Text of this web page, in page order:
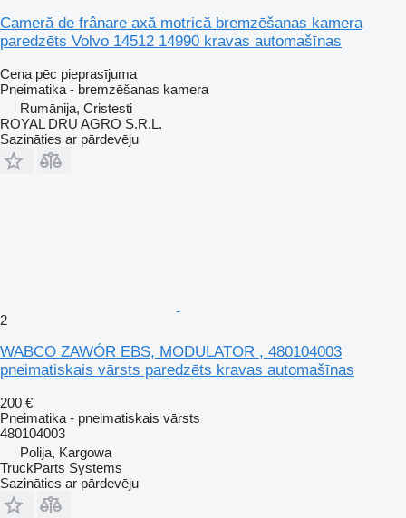
Cameră de frânare axă motrică bremzēšanas kamera
paredzēts Volvo 14512 14990 kravas automašīnas
Cena pēc pieprasījuma
Pneimatika - bremzēšanas kamera
Rumānija, Cristesti
ROYAL DRU AGRO S.R.L.
Sazināties ar pārdevēju
2
WABCO ZAWÓR EBS, MODULATOR , 480104003
pneimatiskais vārsts paredzēts kravas automašīnas
200 €
Pneimatika - pneimatiskais vārsts
480104003
Polija, Kargowa
TruckParts Systems
Sazināties ar pārdevēju